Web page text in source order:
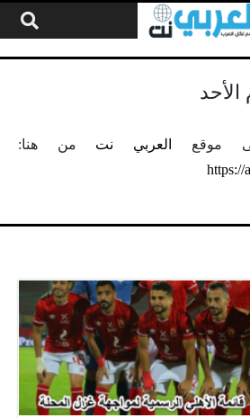
الأحد
موقع العربي نت من هنا:
https://